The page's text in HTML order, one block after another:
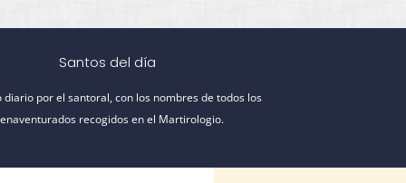
Santos del día
diario por el santoral, con los nombres de todos los
recogidos en el Martirologio.